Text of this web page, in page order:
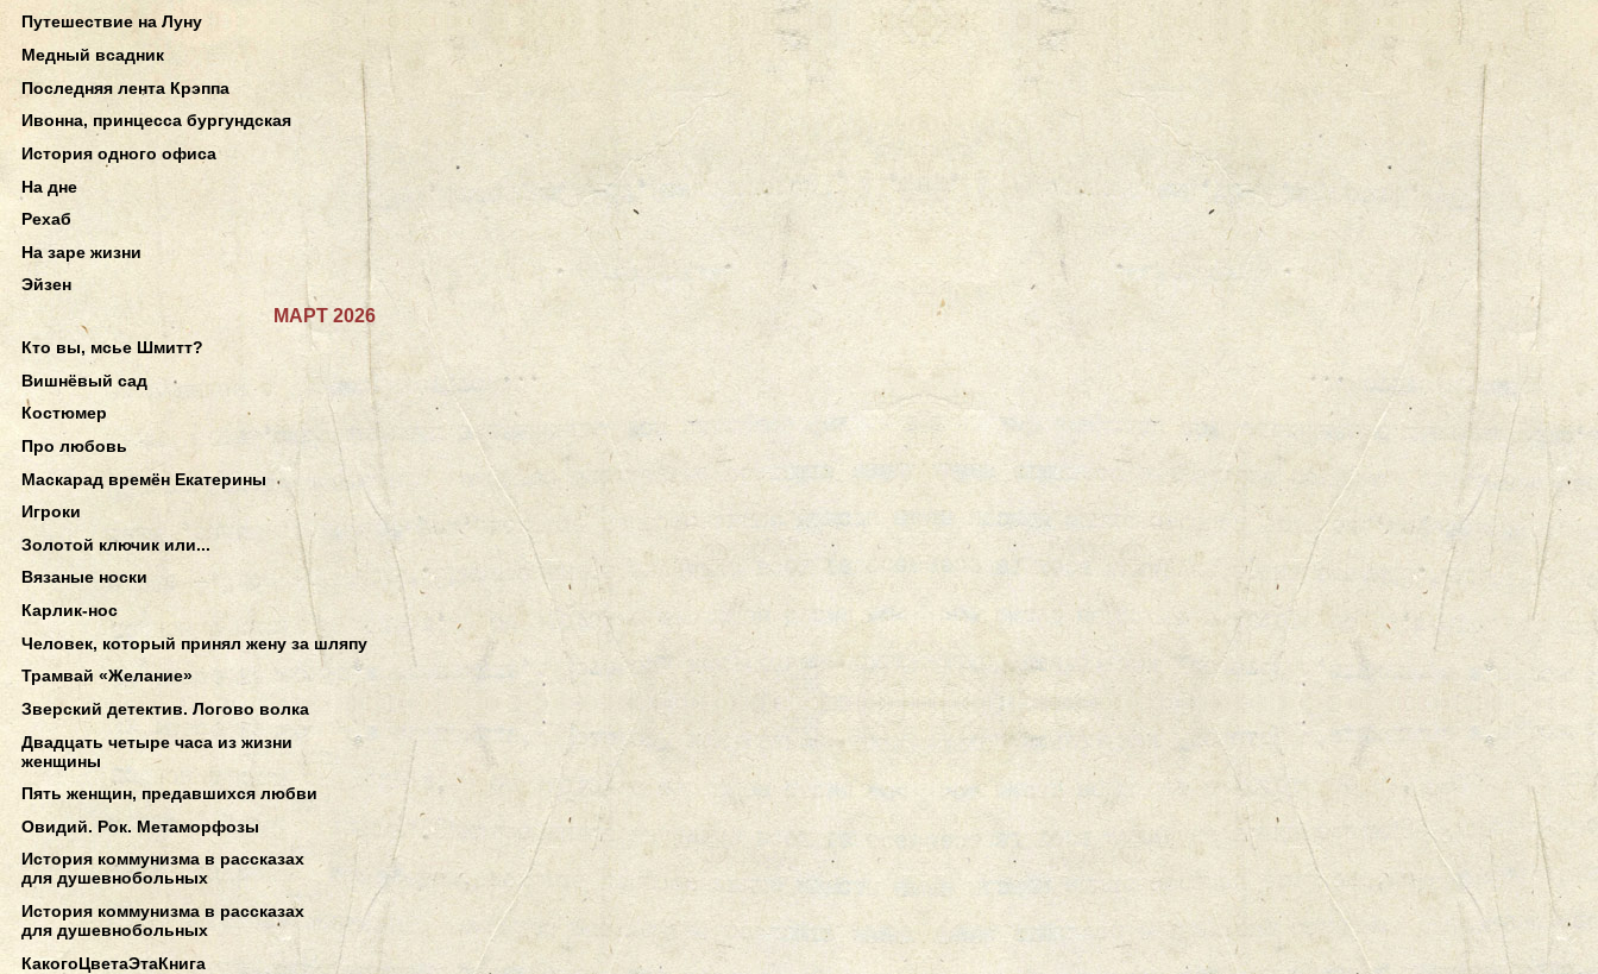
Путешествие на Луну
Медный всадник
Последняя лента Крэппа
Ивонна, принцесса бургундская
История одного офиса
На дне
Рехаб
На заре жизни
Эйзен
МАРТ 2026
Кто вы, мсье Шмитт?
Вишнёвый сад
Костюмер
Про любовь
Маскарад времён Екатерины
Игроки
Золотой ключик или...
Вязаные носки
Карлик-нос
Человек, который принял жену за шляпу
Трамвай «Желание»
Зверский детектив. Логово волка
Двадцать четыре часа из жизни
женщины
Пять женщин, предавшихся любви
Овидий. Рок. Метаморфозы
История коммунизма в рассказах
для душевнобольных
История коммунизма в рассказах
для душевнобольных
КакогоЦветаЭтаКнига